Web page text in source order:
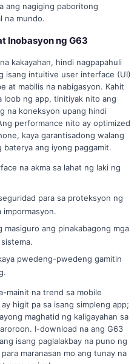
ang nagiging paboritong
na mundo.
Inobasyon ng G63
kakayahan, hindi nagpapahuli
isang intuitive user interface (UI)
at mabilis na nabigasyon. Kahit
loob ng app, tinitiyak nito ang
na koneksyon upang hindi
performance nito ay optimized
kaya garantisadong walang
baterya ang iyong paggamit.
na akma sa lahat ng laki ng
para sa proteksyon ng
masiguro ang pinakabagong mga
pwedeng-pwedeng gamitin
mainit na trend sa mobile
higit pa sa isang simpleng app;
maghatid ng kaligayahan sa
I-download na ang G63
isang paglalakbay na puno ng
maranasan mo ang tunay na